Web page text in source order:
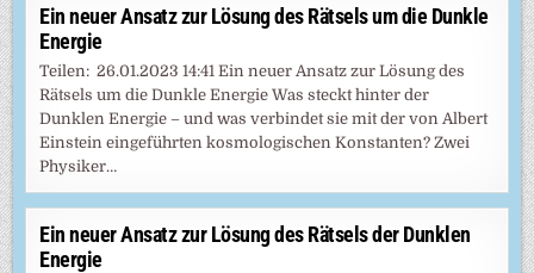
Ein neuer Ansatz zur Lösung des Rätsels um die Dunkle
Energie
Teilen: 26.01.2023 14:41 Ein neuer Ansatz zur Lösung des
Rätsels um die Dunkle Energie Was steckt hinter der
Dunklen Energie – und was verbindet sie mit der von Albert
Einstein eingeführten kosmologischen Konstanten? Zwei
Physiker…
Ein neuer Ansatz zur Lösung des Rätsels der Dunklen
Energie